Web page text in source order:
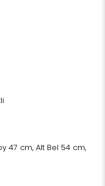
47 cm, Alt Bel 54 cm,